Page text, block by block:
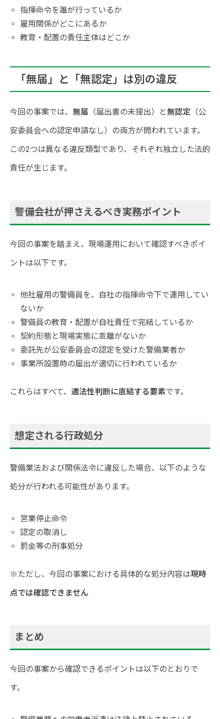
指揮命令を誰が行っているか
雇用関係がどこにあるか
教育・配置の責任主体はどこか
「無届」と「無認定」は別の違反
今回の事案では、 無届 （届出書の未提出）と無認定 （公
安委員会への認定申請なし）の両方が問われています。
この2つは異なる違反類型であり、それぞれ独立した法的
責任が生じます。
警備会社が押さえるべき実務ポイント
今回の事案を踏まえ、現場運用において確認すべきポイ
ントは以下です。
他社雇用の警備員を、自社の指揮命令下で運用してい
ないか
警備員の教育・配置が自社責任で完結しているか
契約形態と現場実態に乖離がないか
委託先が公安委員会の認定を受けた警備業者か
事業所設置時の届出が適切に行われているか
これらはすべて、 適法性判断に直結する要素です。
想定される行政処分
警備業法および関係法令に違反した場合、以下のような
処分が行われる可能性があります。
営業停止命令
認定の取消し
罰金等の刑事処分
※ただし、今回の事案における具体的な処分内容は現時
点では確認できません
まとめ
今回の事案から確認できるポイントは以下のとおりで
す。